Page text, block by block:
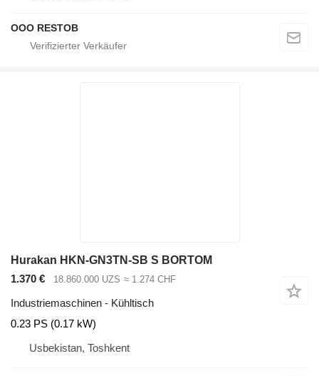
OOO RESTOB
Hurakan HKN-GN3TN-SB S BORTOM
1.370 €
18.860.000 UZS ≈ 1.274 CHF
Industriemaschinen - Kühltisch
0.23 PS (0.17 kW)
Usbekistan, Toshkent